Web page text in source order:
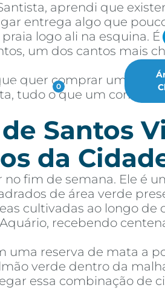
Favoritos 0
aprendi que
entrega algo que
logo ali na esquina. É
um dos cantos mais
quer comprar um imóvel
tudo o que um
Santos
da
fim de semana. Ele é
de área verde
cultivadas ao longo de
recebendo
uma reserva de mata a
verde dentro da
essa combinação de